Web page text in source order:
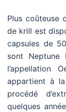
Plus coûteuse
de krill est
capsules de
sont Neptune
l’appellation
appartient à
procédé
quelques